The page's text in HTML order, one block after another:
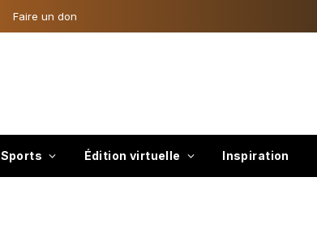
Faire un don
Sports Édition virtuelle Inspiration